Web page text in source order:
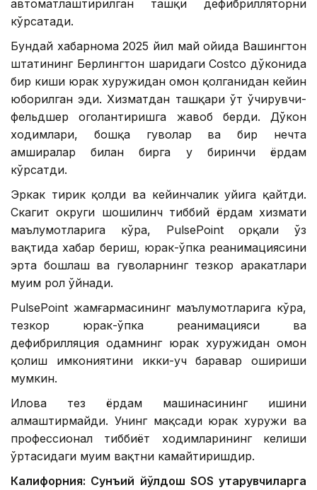
автоматлаштирилган ташқи дефибрилляторни
кўрсатади.
Бундай хабарнома 2025 йил май ойида Вашингтон
штатининг Берлингтон шаҳридаги Costco дўконида
бир киши юрак хуружидан омон қолганидан кейин
юборилган эди. Хизматдан ташқари ўт ўчирувчи-
фельдшер огоҳлантиришга жавоб берди. Дўкон
ходимлари, бошқа гувоҳлар ва бир нечта
ҳамширалар билан бирга у биринчи ёрдам
кўрсатди.
Эркак тирик қолди ва кейинчалик уйига қайтди.
Скагит округи шошилинч тиббий ёрдам хизмати
маълумотларига кўра, PulsePoint орқали ўз
вақтида хабар бериш, юрак-ўпка реанимациясини
эрта бошлаш ва гувоҳларнинг тезкор ҳаракатлари
муҳим рол ўйнади.
PulsePoint жамғармасининг маълумотларига кўра,
тезкор юрак-ўпка реанимацияси ва
дефибрилляция одамнинг юрак хуружидан омон
қолиш имкониятини икки-уч баравар ошириши
мумкин.
Илова тез ёрдам машинасининг ишини
алмаштирмайди. Унинг мақсади юрак хуружи ва
профессионал тиббиёт ходимларининг келиши
ўртасидаги муҳим вақтни камайтиришдир.
Калифорния: Сунъий йўлдош SOS қутқарувчиларга